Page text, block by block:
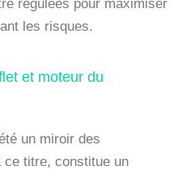
régulées pour maximiser
les risques.
et moteur du
un miroir des
ce titre, constitue un